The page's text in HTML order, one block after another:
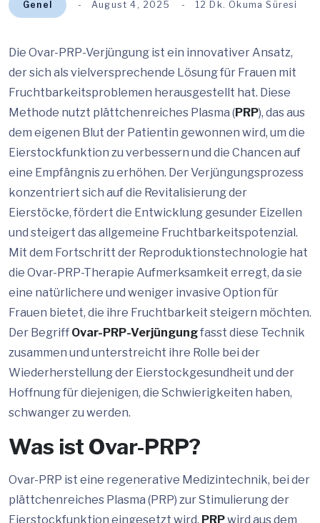
Genel August 4, 2025 12 Dk. Okuma Süresi
Die Ovar-PRP-Verjüngung ist ein innovativer Ansatz,
der sich als vielversprechende Lösung für Frauen mit
Fruchtbarkeitsproblemen herausgestellt hat. Diese
Methode nutzt plättchenreiches Plasma (PRP), das aus
dem eigenen Blut der Patientin gewonnen wird, um die
Eierstockfunktion zu verbessern und die Chancen auf
eine Empfängnis zu erhöhen. Der Verjüngungsprozess
konzentriert sich auf die Revitalisierung der
Eierstöcke, fördert die Entwicklung gesunder Eizellen
und steigert das allgemeine Fruchtbarkeitspotenzial.
Mit dem Fortschritt der Reproduktionstechnologie hat
die Ovar-PRP-Therapie Aufmerksamkeit erregt, da sie
eine natürlichere und weniger invasive Option für
Frauen bietet, die ihre Fruchtbarkeit steigern möchten.
Der Begriff Ovar-PRP-Verjüngungfasst diese Technik
zusammen und unterstreicht ihre Rolle bei der
Wiederherstellung der Eierstockgesundheit und der
Hoffnung für diejenigen, die Schwierigkeiten haben,
schwanger zu werden.
Was ist Ovar-PRP?
Ovar-PRP ist eine regenerative Medizintechnik, bei der
plättchenreiches Plasma (PRP) zur Stimulierung der
Eierstockfunktion eingesetzt wird. PRPwird aus dem